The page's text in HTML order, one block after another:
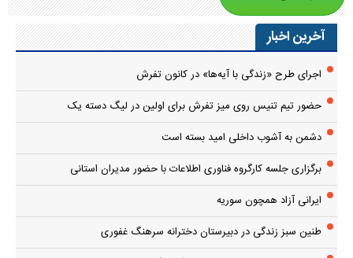
آخرین اخبار
اجرای طرح «زندگی با آیه‌ها» در کانون تفرش
حضور تیم تنیس روی میز تفرش برای اولین در لیگ دسته یک
دشمن به آشوب داخلی امید بسته است
برگزاری جلسه کارگروه فناوری اطلاعات با حضور مدیران استانی
ایرانی آزاد همچون سوریه
طنین سبز زندگی در دبیرستان دخترانه سرهنگ غفوری